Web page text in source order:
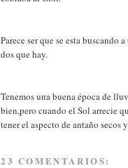
Parece ser que se esta buscando
dos que hay.
Tenemos una buena época de
bien,pero cuando el Sol arrecie
tener el aspecto de antaño secos
23 COMENTARIOS: